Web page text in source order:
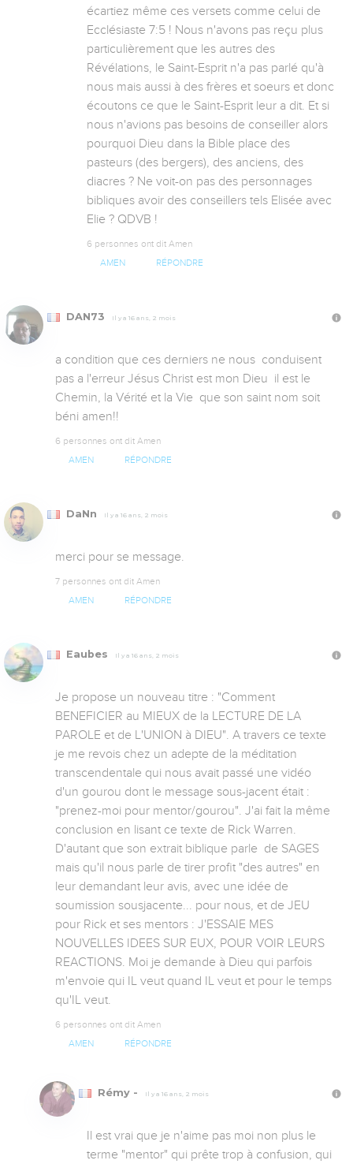
écartiez même ces versets comme celui de
Ecclésiaste 7:5 ! Nous n'avons pas reçu plus
particulièrement que les autres des
Révélations, le Saint-Esprit n'a pas parlé qu'à
nous mais aussi à des frères et soeurs et donc
écoutons ce que le Saint-Esprit leur a dit. Et si
nous n'avions pas besoins de conseiller alors
pourquoi Dieu dans la Bible place des
pasteurs (des bergers), des anciens, des
diacres ? Ne voit-on pas des personnages
bibliques avoir des conseillers tels Elisée avec
Elie ? QDVB !
6 personnes ont dit Amen
AMEN RÉPONDRE
DAN73 Il y a 16 ans, 2 mois
a condition que ces derniers ne nous  conduisent
pas a l'erreur Jésus Christ est mon Dieu  il est le
Chemin, la Vérité et la Vie  que son saint nom soit
béni amen!!
6 personnes ont dit Amen
AMEN RÉPONDRE
DaNn Il y a 16 ans, 2 mois
merci pour se message.
7 personnes ont dit Amen
AMEN RÉPONDRE
Eaubes Il y a 16 ans, 2 mois
Je propose un nouveau titre : "Comment
BENEFICIER au MIEUX de la LECTURE DE LA
PAROLE et de L'UNION à DIEU". A travers ce texte
je me revois chez un adepte de la méditation
transcendentale qui nous avait passé une vidéo
d'un gourou dont le message sous-jacent était :
"prenez-moi pour mentor/gourou". J'ai fait la même
conclusion en lisant ce texte de Rick Warren.
D'autant que son extrait biblique parle  de SAGES
mais qu'il nous parle de tirer profit "des autres" en
leur demandant leur avis, avec une idée de
soumission sousjacente... pour nous, et de JEU
pour Rick et ses mentors : J'ESSAIE MES
NOUVELLES IDEES SUR EUX, POUR VOIR LEURS
REACTIONS. Moi je demande à Dieu qui parfois
m'envoie qui IL veut quand IL veut et pour le temps
qu'IL veut.
6 personnes ont dit Amen
AMEN RÉPONDRE
Rémy - Il y a 16 ans, 2 mois
Il est vrai que je n'aime pas moi non plus le
terme "mentor" qui prête trop à confusion, qui